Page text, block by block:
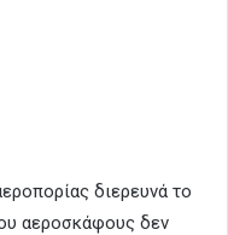
διερευνά το
αεροσκάφους δεν